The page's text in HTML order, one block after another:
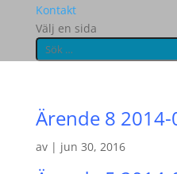
Kontakt
Välj en sida
Ärende 8 2014-
av | jun 30, 2016